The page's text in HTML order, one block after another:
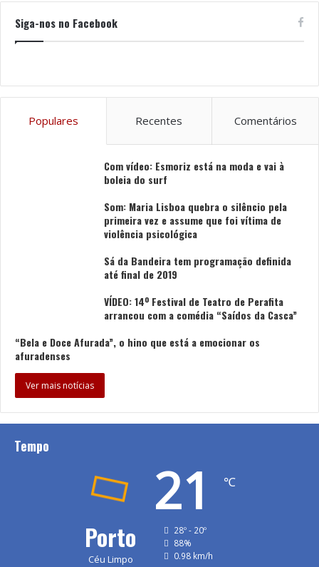
memórias que renovam o património imaterial e o
devolvem à comunidade como experiência comum.
Memória e Performance” podem inscrever-se através
Festa das Fogaceiras Santa Maria da Feira
Siga-nos no Facebook
Populares Recentes Comentários
Com vídeo: Esmoriz está na moda e vai à
boleia do surf
Som: Maria Lisboa quebra o silêncio pela
primeira vez e assume que foi vítima de
violência psicológica
Sá da Bandeira tem programação definida
até final de 2019
VÍDEO: 14º Festival de Teatro de Perafita
arrancou com a comédia “Saídos da Casca”
“Bela e Doce Afurada”, o hino que está a emocionar os
afuradenses
Ver mais notícias
Tempo
Porto
Céu Limpo
21 ℃
28º - 20º
88%
0.98 km/h